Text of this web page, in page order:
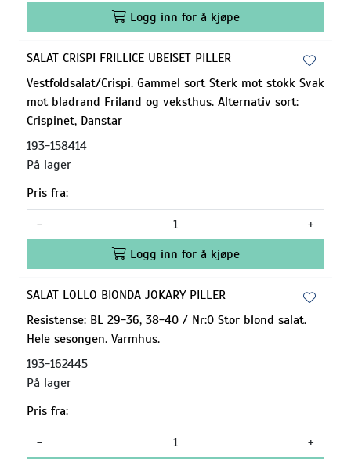
Logg inn for å kjøpe
SALAT CRISPI FRILLICE UBEISET PILLER
Vestfoldsalat/Crispi. Gammel sort Sterk mot stokk Svak
mot bladrand Friland og veksthus. Alternativ sort:
Crispinet, Danstar
193-158414
På lager
Pris fra:
-
+
Logg inn for å kjøpe
SALAT LOLLO BIONDA JOKARY PILLER
Resistense: BL 29-36, 38-40 / Nr:0 Stor blond salat.
Hele sesongen. Varmhus.
193-162445
På lager
Pris fra:
-
+